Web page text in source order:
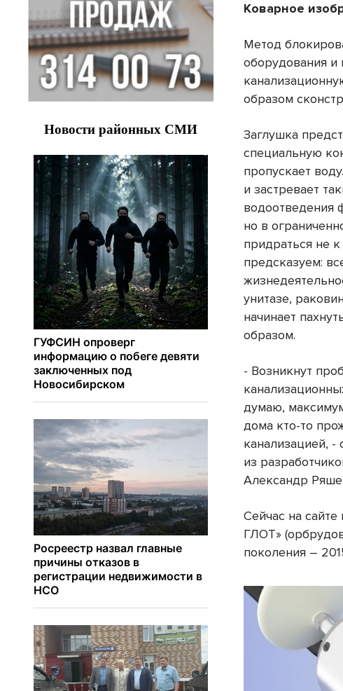
Коварное
Метод
оборудования
образом
Заглушка
специальную
пропускает
и застревает
водоотведения
но в
придраться не
предсказуем:
унитазе,
начинает
образом.
- Возникнут
думаю,
дома кто-то
канализацией,
из
Александр
Сейчас на
ГЛОТ»
поколения –